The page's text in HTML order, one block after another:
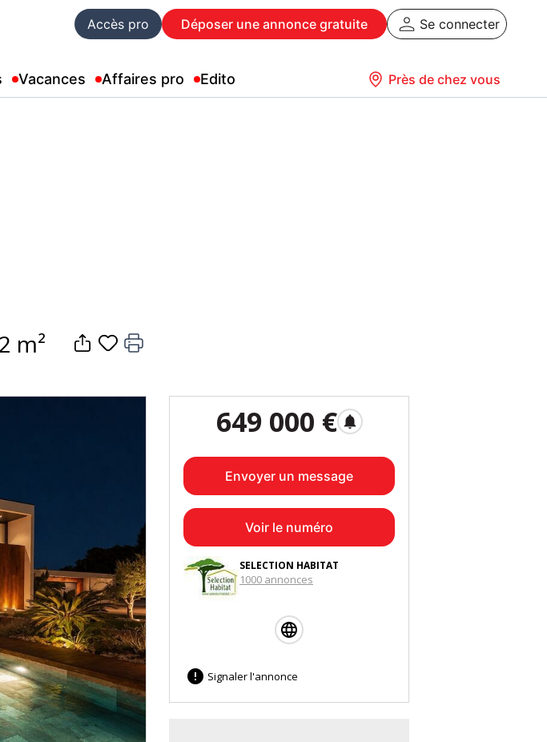
Accès pro Déposer une annonce gratuite Se connecter
Vacances Affaires pro Edito Près de chez vous
m²
649 000 € notifications
Envoyer un message
Voir le numéro
SELECTION HABITAT
1000 annonces
 Signaler l'annonce